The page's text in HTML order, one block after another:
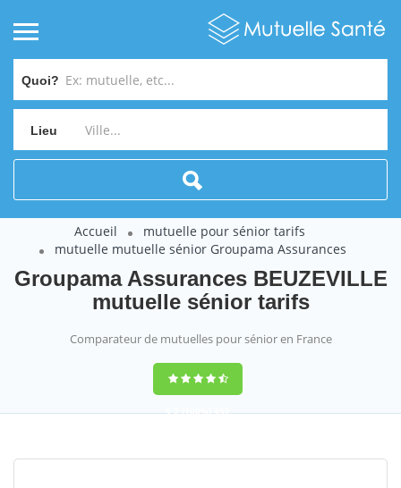
Quoi?
Lieu
Accueil
mutuelle pour sénior tarifs
mutuelle mutuelle sénior Groupama Assurances
Groupama Assurances BEUZEVILLE
mutuelle sénior tarifs
Comparateur de mutuelles pour sénior en France
9,2(100%)452